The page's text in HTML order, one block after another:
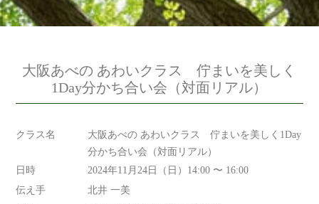
大阪あべの あわいクラス 佇まいを美しく
1Day分かち合い会（対面リアル）
クラス名
大阪あべの あわいクラス 佇まいを美しく1Day
分かち合い会（対面リアル）
日時
2024年11月24日（日）14:00 〜 16:00
伝え手
北井 一美